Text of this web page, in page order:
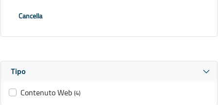
Cancella
Tipo
Contenuto Web (4)